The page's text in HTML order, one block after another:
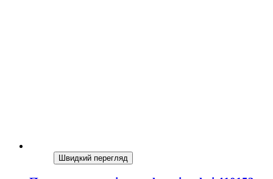
Швидкий перегляд